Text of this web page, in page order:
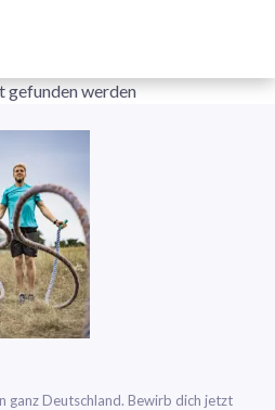
gefunden werden
ganz Deutschland. Bewirb dich jetzt